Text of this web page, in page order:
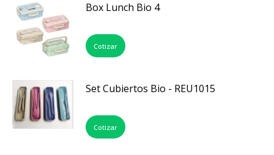
Box Lunch Bio 4
Cotizar
Set Cubiertos Bio - REU1015
Cotizar